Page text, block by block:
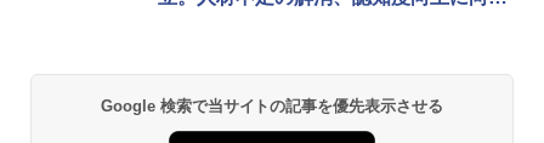
026リニューアル 急速冷凍 空間倍増 衛生的
コンパクト 保冷力長持ち
Google 検索で当サイトの記事を優先表示させる